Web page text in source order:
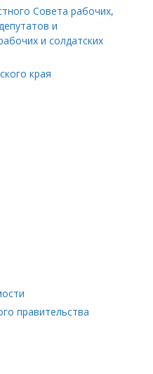
Совета рабочих,
и
и солдатских
края
правительства